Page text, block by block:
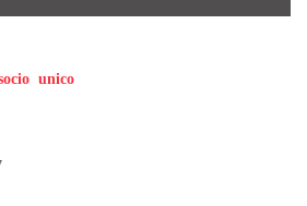
unico